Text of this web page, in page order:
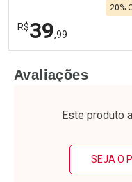
R$39,99
20%
Laboratório
Por Menos
Avaliações
Este produto
SEJA O